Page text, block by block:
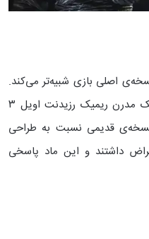
اصلی بازی شبیه‌تر می‌کند.
این در حالی است که همچنان گرافیک مدرن ریمیک رزیدنت اویل ۳
قدیمی نسبت به طراحی
داشتند و این ماد پاسخی